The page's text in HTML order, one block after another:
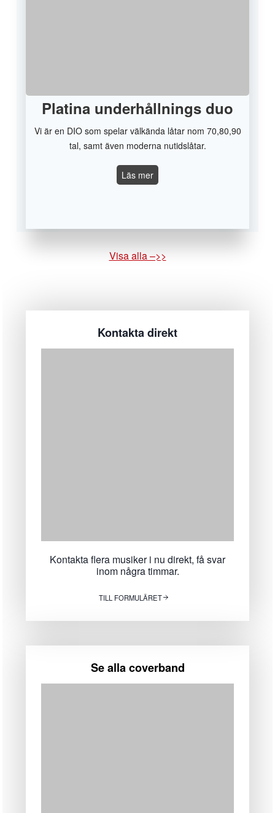
Platina underhållnings duo
Vi är en DIO som spelar välkända låtar nom 70,80,90
tal, samt även moderna nutidslåtar.
Läs merPlatina
Visa alla –>>
Kontakta direkt
Kontakta flera musiker i nu direkt, få svar
inom några timmar.
TILL FORMULÄRET
Se alla coverband